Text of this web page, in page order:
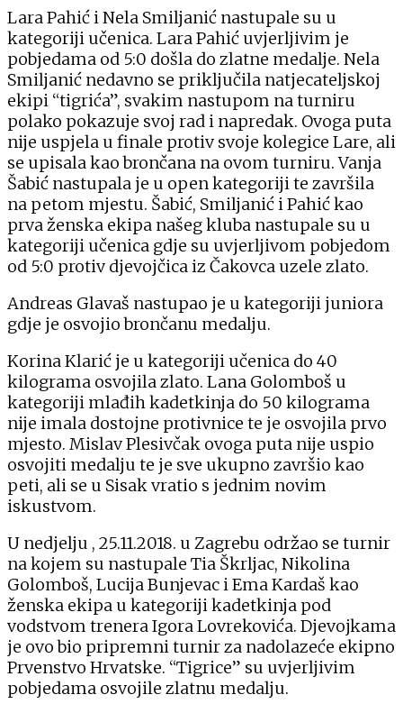
Lara Pahić i Nela Smiljanić nastupale su u
kategoriji učenica. Lara Pahić uvjerljivim je
pobjedama od 5:0 došla do zlatne medalje. Nela
Smiljanić nedavno se priključila natjecateljskoj
ekipi “tigrića”, svakim nastupom na turniru
polako pokazuje svoj rad i napredak. Ovoga puta
nije uspjela u finale protiv svoje kolegice Lare, ali
se upisala kao brončana na ovom turniru. Vanja
Šabić nastupala je u open kategoriji te završila
na petom mjestu. Šabić, Smiljanić i Pahić kao
prva ženska ekipa našeg kluba nastupale su u
kategoriji učenica gdje su uvjerljivom pobjedom
od 5:0 protiv djevojčica iz Čakovca uzele zlato.
Andreas Glavaš nastupao je u kategoriji juniora
gdje je osvojio brončanu medalju.
Korina Klarić je u kategoriji učenica do 40
kilograma osvojila zlato. Lana Golomboš u
kategoriji mlađih kadetkinja do 50 kilograma
nije imala dostojne protivnice te je osvojila prvo
mjesto. Mislav Plesivčak ovoga puta nije uspio
osvojiti medalju te je sve ukupno završio kao
peti, ali se u Sisak vratio s jednim novim
iskustvom.
U nedjelju , 25.11.2018. u Zagrebu održao se turnir
na kojem su nastupale Tia Škrljac, Nikolina
Golomboš, Lucija Bunjevac i Ema Kardaš kao
ženska ekipa u kategoriji kadetkinja pod
vodstvom trenera Igora Lovrekovića. Djevojkama
je ovo bio pripremni turnir za nadolazeće ekipno
Prvenstvo Hrvatske. “Tigrice” su uvjerljivim
pobjedama osvojile zlatnu medalju.